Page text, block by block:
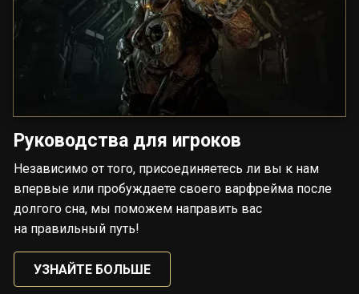
Руководства для игроков
Независимо от того, присоединяетесь ли вы к нам
впервые или пробуждаете своего варфрейма после
долгого сна, мы поможем направить вас
на правильный путь!
УЗНАЙТЕ БОЛЬШЕ